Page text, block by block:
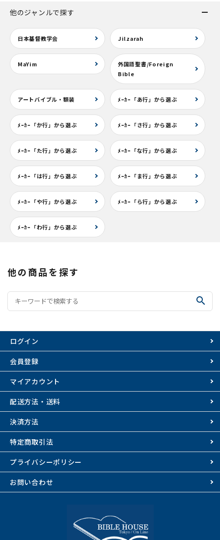
他のジャンルで探す
日本基督教学会 Jilzarah
MaYim
外国語聖書/Foreign
Bible
アートバイブル・額装 ﾒｰｶｰ「あ行」から選ぶ
ﾒｰｶｰ「か行」から選ぶ ﾒｰｶｰ「さ行」から選ぶ
ﾒｰｶｰ「た行」から選ぶ ﾒｰｶｰ「な行」から選ぶ
ﾒｰｶｰ「は行」から選ぶ ﾒｰｶｰ「ま行」から選ぶ
ﾒｰｶｰ「や行」から選ぶ ﾒｰｶｰ「ら行」から選ぶ
ﾒｰｶｰ「わ行」から選ぶ
他の商品を探す
search
ログイン
会員登録
マイアカウント
配送方法・送料
決済方法
特定商取引法
プライバシーポリシー
お問い合わせ